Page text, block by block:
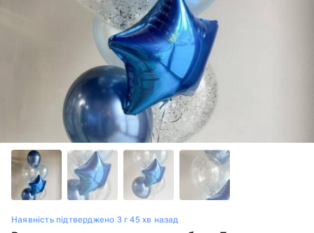
Наявність підтверджено 3 г 45 хв назад